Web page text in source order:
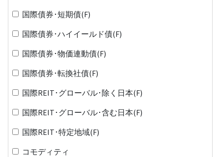
国際債券･短期債(F)
国際債券･ハイイールド債(F)
国際債券･物価連動債(F)
国際債券･転換社債(F)
国際REIT･グローバル･除く日本(F)
国際REIT･グローバル･含む日本(F)
国際REIT･特定地域(F)
コモディティ